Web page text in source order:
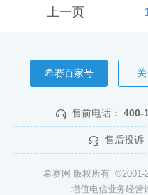
上一页
希赛百家号
售前电话： 400-
售后投诉
希赛网 版权所有
增值电信业务经营